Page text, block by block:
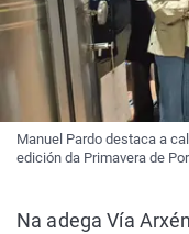
Manuel Pardo destaca a
edición da Primavera de
Na adega Vía